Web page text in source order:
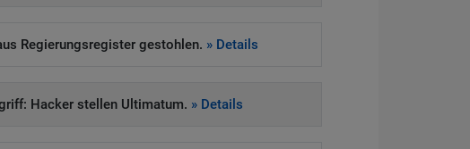
Regierungsregister gestohlen. » Details
Hacker stellen Ultimatum. » Details